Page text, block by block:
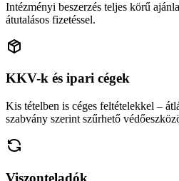
Intézményi beszerzés teljes körű
átutalásos fizetéssel.
KKV-k és ipari cégek
Kis tételben is céges feltételekkel –
szabvány szerint szűrhető
Viszonteladók